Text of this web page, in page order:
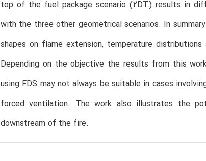
top of the fuel package scenario (2DT) results in
with the three other geometrical scenarios. In
shapes on flame extension, temperature
Depending on the objective the results from this
using FDS may not always be suitable in cases
forced ventilation. The work also illustrates the
downstream of the fire.